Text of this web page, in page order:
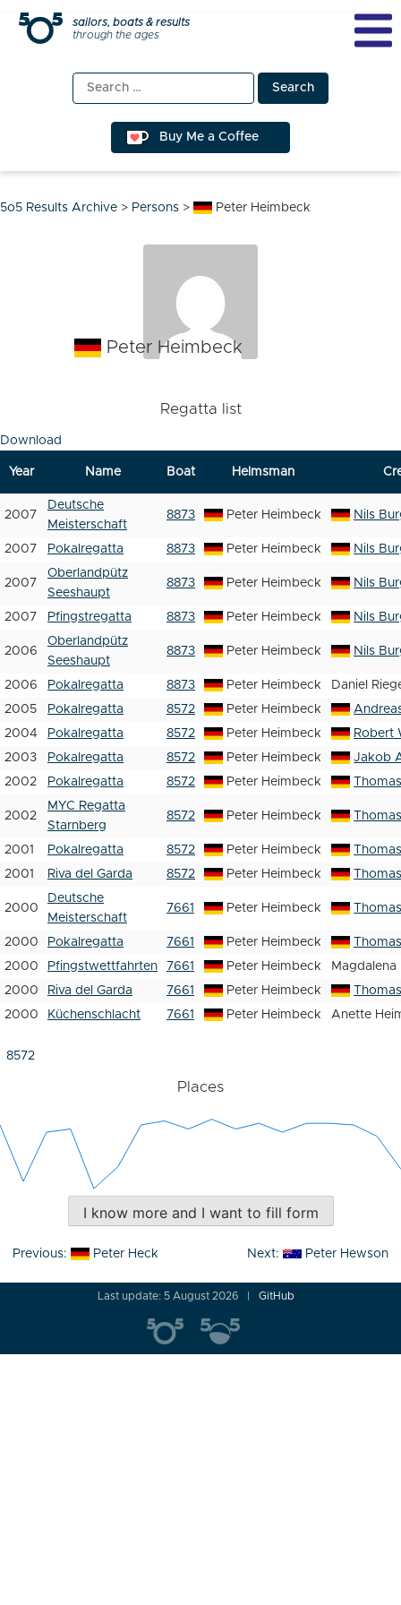
Skip
sailors, boats & results
through the ages
Search
for:
Buy Me a Coffee
5o5 Results Archive > Persons > Peter Heimbeck
Peter Heimbeck
Regatta list
Download
Year Name Boat Helmsman
2007
Deutsche
Meisterschaft
8873 Peter Heimbeck Nils
2007 Pokalregatta 8873 Peter Heimbeck Nils
2007
Oberlandpütz
Seeshaupt
8873 Peter Heimbeck Nils
2007 Pfingstregatta 8873 Peter Heimbeck Nils
2006
Oberlandpütz
Seeshaupt
8873 Peter Heimbeck Nils
2006 Pokalregatta 8873 Peter Heimbeck
Daniel
2005
Pokalregatta 8572 Peter Heimbeck
2004
Pokalregatta 8572 Peter Heimbeck
Robert
2003
Pokalregatta 8572 Peter Heimbeck
Jakob
2002
Pokalregatta 8572 Peter Heimbeck
2002
MYC Regatta
Starnberg
8572 Peter Heimbeck
2001 Pokalregatta 8572 Peter Heimbeck
2001
Riva del Garda 8572 Peter Heimbeck
2000
Deutsche
Meisterschaft
7661 Peter Heimbeck
2000 Pokalregatta 7661 Peter Heimbeck
2000
Pfingstwettfahrten 7661 Peter Heimbeck
2000
Riva del Garda 7661 Peter Heimbeck
2000
Küchenschlacht 7661 Peter Heimbeck Anette
8572
Places
I know more and I want to fill form
Post
Previous: Peter Heck Next: Peter Hewson
Last update: 5 August 2026 GitHub